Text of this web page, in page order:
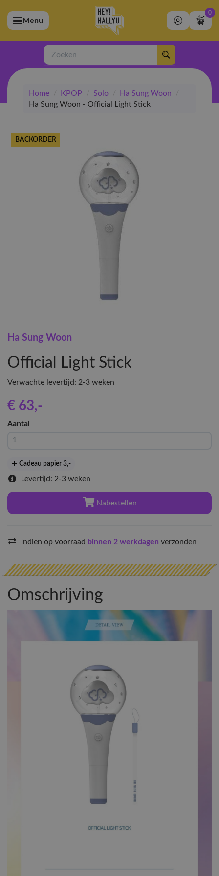
(Artiesten)
(Merchandise)
(Exclusive)
(Winkel)
Menu
0
Zoeken
Home / KPOP / Solo / Ha Sung Woon
/
Ha Sung Woon - Official Light Stick
BACKORDER
Ha Sung Woon
Official Light Stick
Verwachte levertijd: 2-3 weken
€ 63,-
Aantal
Cadeau papier 3,-
Levertijd: 2-3 weken
Nabestellen
Indien op voorraad binnen 2 werkdagen verzonden
Omschrijving